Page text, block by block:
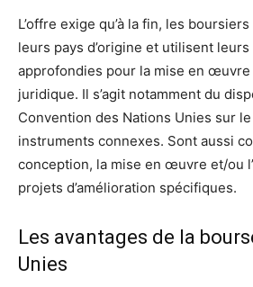
L’offre exige qu’à la fin, les
leurs pays d’origine et utilisent
approfondies pour la mise en œuvre
juridique. Il s’agit notamment du
Convention des Nations Unies sur
instruments connexes. Sont aussi
conception, la mise en œuvre et/ou
projets d’amélioration spécifiques.
Les avantages de la
Unies